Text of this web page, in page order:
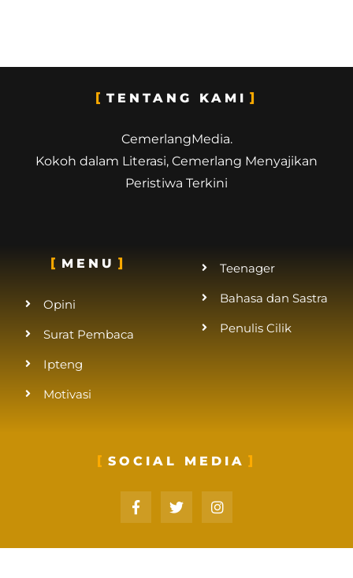
TENTANG KAMI
CemerlangMedia.
Kokoh dalam Literasi, Cemerlang Menyajikan
Peristiwa Terkini
MENU
Opini
Surat Pembaca
Ipteng
Motivasi
Teenager
Bahasa dan Sastra
Penulis Cilik
SOCIAL MEDIA